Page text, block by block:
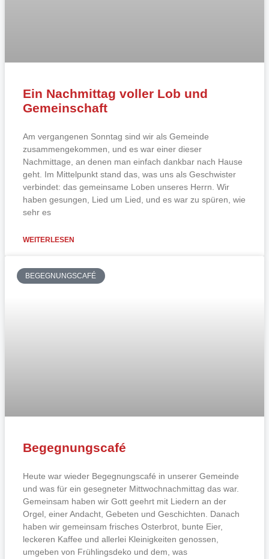
Ein Nachmittag voller Lob und
Gemeinschaft
Am vergangenen Sonntag sind wir als Gemeinde
zusammengekommen, und es war einer dieser
Nachmittage, an denen man einfach dankbar nach Hause
geht. Im Mittelpunkt stand das, was uns als Geschwister
verbindet: das gemeinsame Loben unseres Herrn. Wir
haben gesungen, Lied um Lied, und es war zu spüren, wie
sehr es
WEITERLESEN
BEGEGNUNGSCAFÉ
Begegnungscafé
Heute war wieder Begegnungscafé in unserer Gemeinde
und was für ein gesegneter Mittwochnachmittag das war.
Gemeinsam haben wir Gott geehrt mit Liedern an der
Orgel, einer Andacht, Gebeten und Geschichten. Danach
haben wir gemeinsam frisches Osterbrot, bunte Eier,
leckeren Kaffee und allerlei Kleinigkeiten genossen,
umgeben von Frühlingsdeko und dem, was